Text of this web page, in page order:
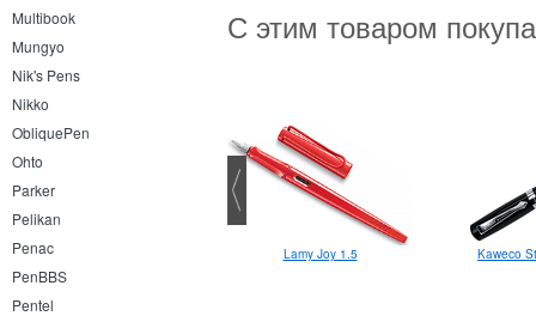
Multibook
Mungyo
Nik's Pens
Nikko
ObliquePen
Ohto
Parker
Pelikan
Penac
PenBBS
Pentel
С этим товаром
Клип Kaweco Sport N Lamy Joy 1.5 Kaweco